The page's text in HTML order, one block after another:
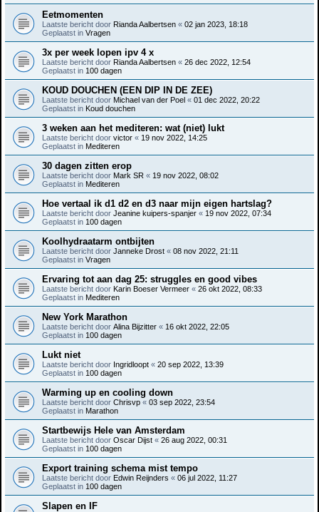
Eetmomenten
Laatste bericht door Rianda Aalbertsen « 02 jan 2023, 18:18
Geplaatst in Vragen
3x per week lopen ipv 4 x
Laatste bericht door Rianda Aalbertsen « 26 dec 2022, 12:54
Geplaatst in 100 dagen
KOUD DOUCHEN (EEN DIP IN DE ZEE)
Laatste bericht door Michael van der Poel « 01 dec 2022, 20:22
Geplaatst in Koud douchen
3 weken aan het mediteren: wat (niet) lukt
Laatste bericht door victor « 19 nov 2022, 14:25
Geplaatst in Mediteren
30 dagen zitten erop
Laatste bericht door Mark SR « 19 nov 2022, 08:02
Geplaatst in Mediteren
Hoe vertaal ik d1 d2 en d3 naar mijn eigen hartslag?
Laatste bericht door Jeanine kuipers-spanjer « 19 nov 2022, 07:34
Geplaatst in 100 dagen
Koolhydraatarm ontbijten
Laatste bericht door Janneke Drost « 08 nov 2022, 21:11
Geplaatst in Vragen
Ervaring tot aan dag 25: struggles en good vibes
Laatste bericht door Karin Boeser Vermeer « 26 okt 2022, 08:33
Geplaatst in Mediteren
New York Marathon
Laatste bericht door Alina Bijzitter « 16 okt 2022, 22:05
Geplaatst in 100 dagen
Lukt niet
Laatste bericht door Ingridloopt « 20 sep 2022, 13:39
Geplaatst in 100 dagen
Warming up en cooling down
Laatste bericht door Chrisvp « 03 sep 2022, 23:54
Geplaatst in Marathon
Startbewijs Hele van Amsterdam
Laatste bericht door Oscar Dijst « 26 aug 2022, 00:31
Geplaatst in 100 dagen
Export training schema mist tempo
Laatste bericht door Edwin Reijnders « 06 jul 2022, 11:27
Geplaatst in 100 dagen
Slapen en IF